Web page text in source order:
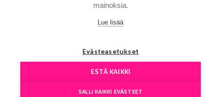
mainoksia.
Lue lisää
Evästeasetukset
ESTÄ KAIKKI
SALLI KAIKKI EVÄSTEET
Copyright © Aventours 2026